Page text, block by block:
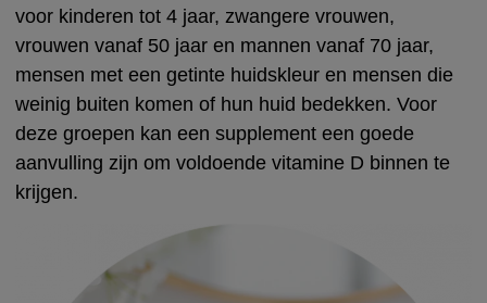
voor kinderen tot 4 jaar, zwangere vrouwen,
vrouwen vanaf 50 jaar en mannen vanaf 70 jaar,
mensen met een getinte huidskleur en mensen die
weinig buiten komen of hun huid bedekken. Voor
deze groepen kan een supplement een goede
aanvulling zijn om voldoende vitamine D binnen te
krijgen.